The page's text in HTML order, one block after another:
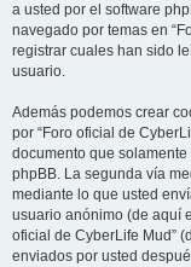
a usted por el software
navegado por temas en
registrar cuales han sido
usuario.
Además podemos crear
por “Foro oficial de
documento que
phpBB. La segunda vía
mediante lo que usted
usuario anónimo (de aquí
oficial de CyberLife Mud”
enviados por usted